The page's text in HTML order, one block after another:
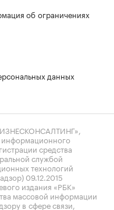
об ограничениях
данных
информационного
средства
службой
технологий
09.12.2015
издания «РБК»
массовой информации
в сфере связи,